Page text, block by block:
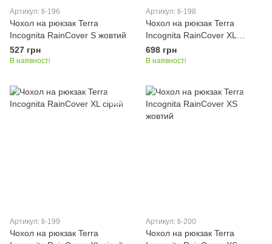
Артикул: ti-196
Чохол на рюкзак Terra
Incognita RainCover S жовтий
527 грн
В наявності
Артикул: ti-198
Чохол на рюкзак Terra
Incognita RainCover XL
жовтий
698 грн
В наявності
Артикул: ti-199
Чохол на рюкзак Terra
Артикул: ti-200
Чохол на рюкзак Terra